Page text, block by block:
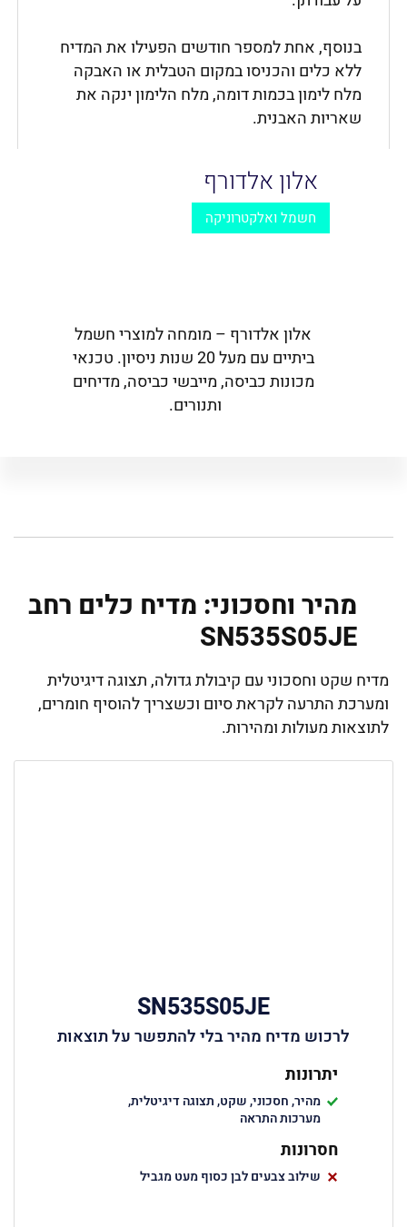
בנוסף, אחת למספר חודשים הפעילו את המדיח
ללא כלים והכניסו במקום הטבלית או האבקה
מלח לימון בכמות דומה, מלח הלימון ינקה את
שאריות האבנית.
אלון אלדורף
חשמל ואלקטרוניקה
אלון אלדורף – מומחה למוצרי חשמל
ביתיים עם מעל 20 שנות ניסיון. טכנאי
מכונות כביסה, מייבשי כביסה, מדיחים
ותנורים.
מהיר וחסכוני: מדיח כלים ‏רחב
SN535S05JE
מדיח שקט וחסכוני עם קיבולת גדולה, תצוגה דיגיטלית
ומערכת התרעה לקראת סיום וכשצריך להוסיף חומרים,
לתוצאות מעולות ומהירות.
SN535S05JE
לרכוש מדיח מהיר בלי להתפשר על תוצאות
יתרונות
מהיר, חסכוני, שקט, תצוגה דיגיטלית,
מערכות התראה
חסרונות
שילוב צבעים לבן כסוף מעט מגביל